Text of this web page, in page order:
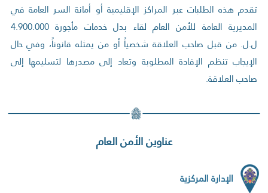
تقدم هذه الطلبات عبر المراكز الإقليمية أو أمانة السر العامة في
المديرية العامة للأمن العام لقاء بدل خدمات مأجورة 4.900.000
ل.ل. من قبل صاحب العلاقة شخصياً أو من يمثله قانوناً، وفي حال
الإيجاب تنظم الإفادة المطلوبة وتعاد إلى مصدرها لتسليمها إلى
صاحب العلاقة.
عناوين الأمن العام
الإدارة المركزية